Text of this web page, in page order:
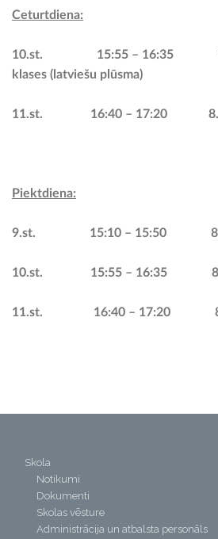
Ceturtdiena:
10.st. 15:55 – 16:35 2. a,
klases (latviešu plūsma)
11.st. 16:40 – 17:20 8. –
Piektdiena:
9.st. 15:10 – 15:50 8. –
10.st. 15:55 – 16:35 8. –
11.st. 16:40 – 17:20 8. –
Skola
Notikumi
Dokumenti
Skolas vēsture
Administrācija un atbalsta personāls